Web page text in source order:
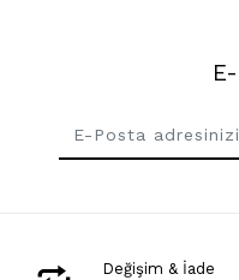
Değişim & İade